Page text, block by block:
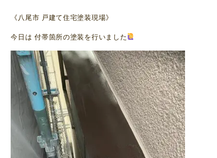
《八尾市 戸建て住宅塗装現場》
今日は 付帯箇所の塗装を行いました